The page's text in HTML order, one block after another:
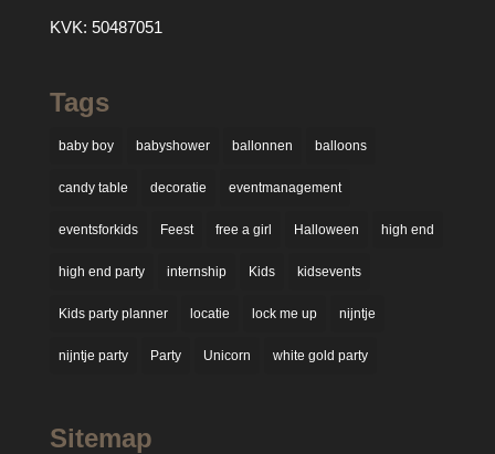
KVK: 50487051
Tags
baby boy babyshower ballonnen balloons
candy table decoratie eventmanagement
eventsforkids Feest free a girl Halloween high end
high end party internship Kids kidsevents
Kids party planner locatie lock me up nijntje
nijntje party Party Unicorn white gold party
Sitemap